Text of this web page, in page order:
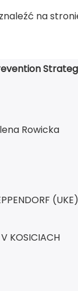
na
Rowicka
KOSICIACH